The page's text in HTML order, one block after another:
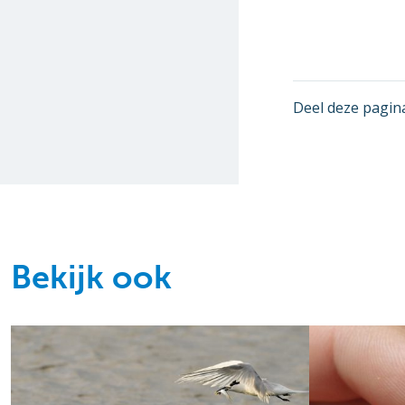
Deel deze
Bekijk ook